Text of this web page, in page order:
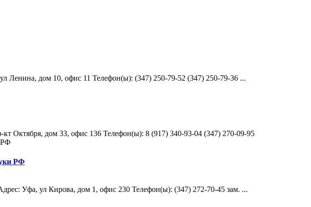
Ленина, дом 10, офис 11 Телефон(ы): (347) 250-79-52 (347) 250-79-36 ...
Октября, дом 33, офис 136 Телефон(ы): 8 (917) 340-93-04 (347) 270-09-95
РФ
Уфа, ул Кирова, дом 1, офис 230 Телефон(ы): (347) 272-70-45 зам. ...